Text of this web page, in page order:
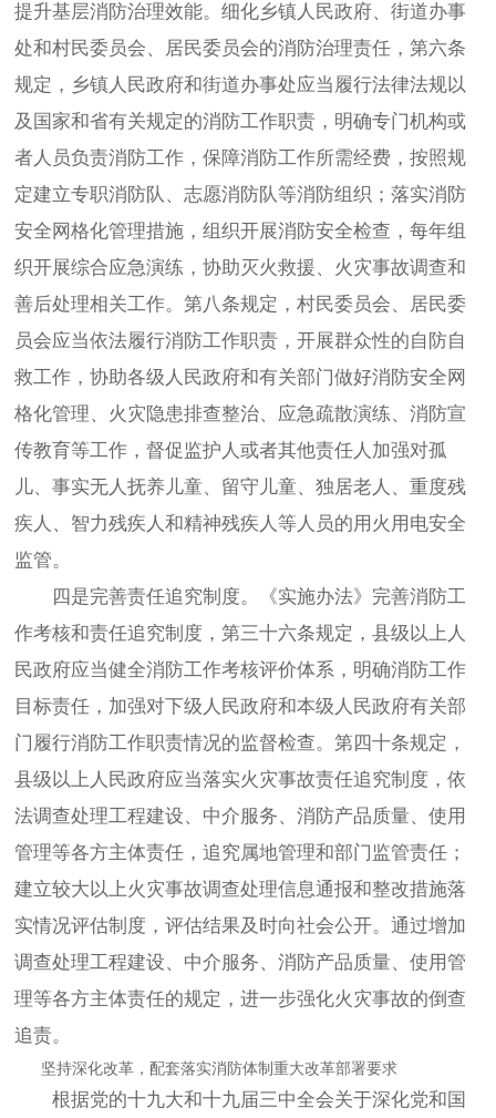
提升基层消防治理效能。细化乡镇人民政府、街道办事
处和村民委员会、居民委员会的消防治理责任，第六条
规定，乡镇人民政府和街道办事处应当履行法律法规以
及国家和省有关规定的消防工作职责，明确专门机构或
者人员负责消防工作，保障消防工作所需经费，按照规
定建立专职消防队、志愿消防队等消防组织；落实消防
安全网格化管理措施，组织开展消防安全检查，每年组
织开展综合应急演练，协助灭火救援、火灾事故调查和
善后处理相关工作。第八条规定，村民委员会、居民委
员会应当依法履行消防工作职责，开展群众性的自防自
救工作，协助各级人民政府和有关部门做好消防安全网
格化管理、火灾隐患排查整治、应急疏散演练、消防宣
传教育等工作，督促监护人或者其他责任人加强对孤
儿、事实无人抚养儿童、留守儿童、独居老人、重度残
疾人、智力残疾人和精神残疾人等人员的用火用电安全
监管。
四是完善责任追究制度。《实施办法》完善消防工
作考核和责任追究制度，第三十六条规定，县级以上人
民政府应当健全消防工作考核评价体系，明确消防工作
目标责任，加强对下级人民政府和本级人民政府有关部
门履行消防工作职责情况的监督检查。第四十条规定，
县级以上人民政府应当落实火灾事故责任追究制度，依
法调查处理工程建设、中介服务、消防产品质量、使用
管理等各方主体责任，追究属地管理和部门监管责任；
建立较大以上火灾事故调查处理信息通报和整改措施落
实情况评估制度，评估结果及时向社会公开。通过增加
调查处理工程建设、中介服务、消防产品质量、使用管
理等各方主体责任的规定，进一步强化火灾事故的倒查
追责。
坚持深化改革，配套落实消防体制重大改革部署要求
根据党的十九大和十九届三中全会关于深化党和国